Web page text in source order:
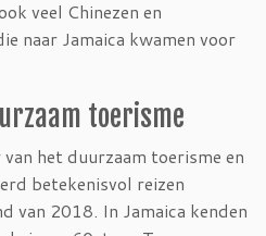
veel Chinezen en
naar Jamaica kwamen voor
toerisme
het duurzaam toerisme en
betekenisvol reizen
van 2018. In Jamaica kenden